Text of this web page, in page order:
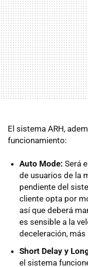
El sistema ARH,
funcionamiento:
Auto Mode: Será
de usuarios de la
pendiente del
cliente opta por
así que deberá
es sensible a la
deceleración,
Short Delay y
el sistema